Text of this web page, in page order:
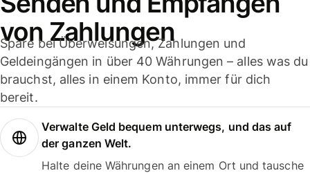
von Zahlungen
Spare bei Überweisungen, Zahlungen und
Geldeingängen in über 40 Währungen – alles was du
brauchst, alles in einem Konto, immer für dich
bereit.
Verwalte Geld bequem unterwegs, und das auf
der ganzen Welt.
Halte deine Währungen an einem Ort und tausche